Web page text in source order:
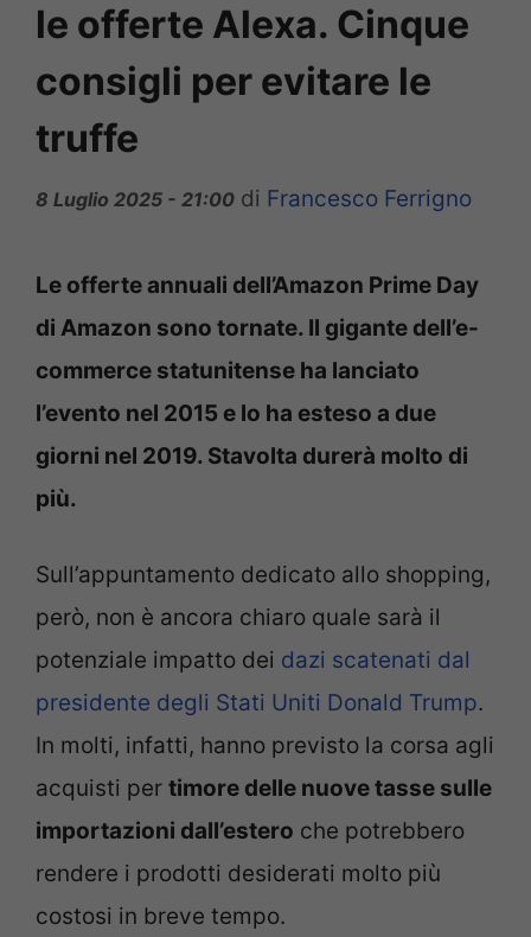
le offerte Alexa. Cinque
consigli per evitare le
truffe
8 Luglio 2025 - 21:00 di Francesco Ferrigno
Le offerte annuali dell’Amazon Prime Day
di Amazon sono tornate. Il gigante dell’e-
commerce statunitense ha lanciato
l’evento nel 2015 e lo ha esteso a due
giorni nel 2019. Stavolta durerà molto di
più.
Sull’appuntamento dedicato allo shopping,
però, non è ancora chiaro quale sarà il
potenziale impatto dei dazi scatenati dal
presidente degli Stati Uniti Donald Trump.
In molti, infatti, hanno previsto la corsa agli
acquisti per timore delle nuove tasse sulle
importazioni dall’estero che potrebbero
rendere i prodotti desiderati molto più
costosi in breve tempo.